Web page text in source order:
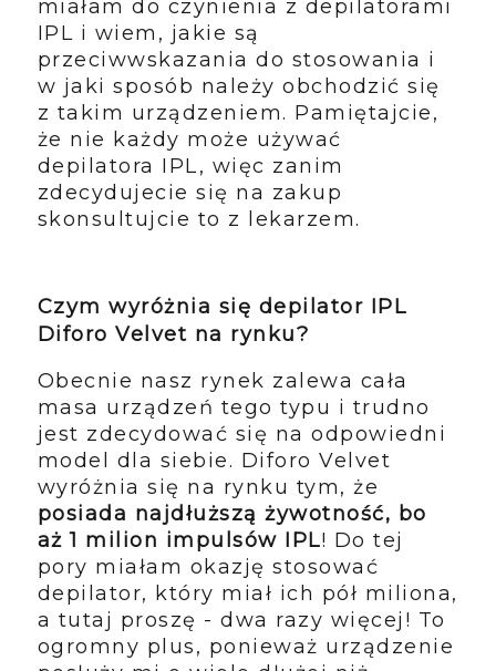
miałam do czynienia z depilatorami
IPL i wiem, jakie są
przeciwwskazania do stosowania i
w jaki sposób należy obchodzić się
z takim urządzeniem. Pamiętajcie,
że nie każdy może używać
depilatora IPL, więc zanim
zdecydujecie się na zakup
skonsultujcie to z lekarzem.
Czym wyróżnia się depilator IPL
Diforo Velvet na rynku?
Obecnie nasz rynek zalewa cała
masa urządzeń tego typu i trudno
jest zdecydować się na odpowiedni
model dla siebie. Diforo Velvet
wyróżnia się na rynku tym, że
posiada najdłuższą żywotność, bo
aż 1 milion impulsów IPL! Do tej
pory miałam okazję stosować
depilator, który miał ich pół miliona,
a tutaj proszę - dwa razy więcej! To
ogromny plus, ponieważ urządzenie